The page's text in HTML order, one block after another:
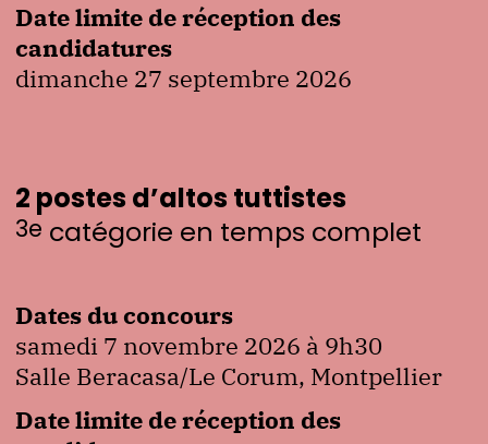
Date limite de réception des
candidatures
dimanche 27 septembre 2026
2 postes d’altos tuttistes
3e catégorie en temps complet
Dates du concours
samedi 7 novembre 2026 à 9h30
Salle Beracasa/Le Corum, Montpellier
Date limite de réception des